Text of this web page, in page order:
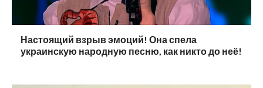
Настоящий взрыв эмоций! Она спела
украинскую народную песню, как никто до неё!